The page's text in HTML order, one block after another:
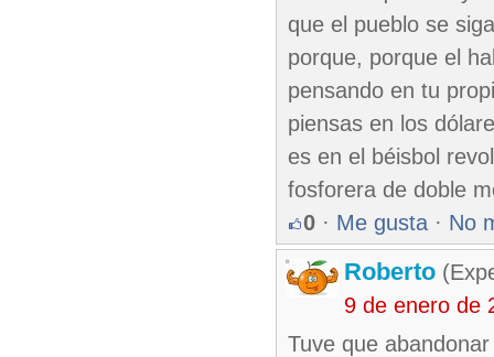
que el pueblo se
porque, porque el
pensando en tu
piensas en los
es en el béisbol
fosforera de doble
0 · Me gusta · No
Roberto
9 de enero de
Tuve que